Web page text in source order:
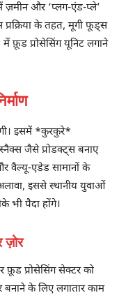
ज़मीन और ‘प्लग-एंड-प्ले’
के तहत, मूगी फूड्स
फ़ूड प्रोसेसिंग यूनिट लगाने
इसमें *कुरकुरे*
जैसे प्रोडक्ट्स बनाए
वैल्यू-एडेड सामानों के
इससे स्थानीय युवाओं
भी पैदा होंगे।
ज़ोर
फ़ूड प्रोसेसिंग सेक्टर को
के लिए लगातार काम